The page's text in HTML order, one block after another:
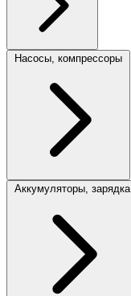
Насосы, компрессоры
Аккумуляторы, зарядка